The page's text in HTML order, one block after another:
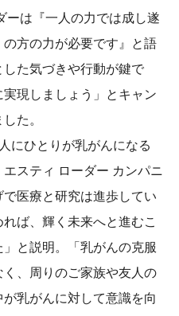
ーは『一人の力では成し遂
方の力が必要です』と語
た気づきや行動が鍵で
現しましょう」とキャン
た。
にひとりが乳がんになる
スティ ローダー カンパニ
医療と研究は進歩してい
ば、輝く未来へと進むこ
と説明。「乳がんの克服
、周りのご家族や友人の
乳がんに対して意識を向